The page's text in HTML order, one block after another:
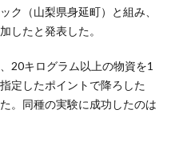
ク（山梨県身延町）と組み、
したと発表した。
20キログラム以上の物資を1
定したポイントで降ろした
。同種の実験に成功したのは